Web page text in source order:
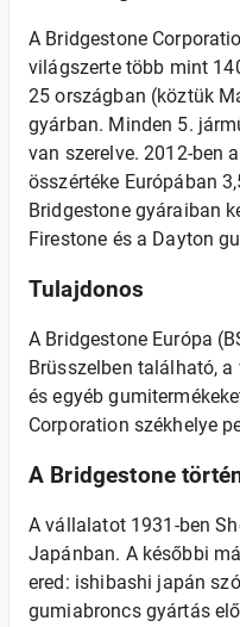
A Bridgestone
világszerte több mint
25 országban (köztük
gyárban. Minden 5.
van szerelve. 2012-ben
összértéke Európában
Bridgestone gyáraiban
Firestone és a Dayton
Tulajdonos
A Bridgestone Európa
Brüsszelben található,
és egyéb
Corporation székhelye
A Bridgestone
A vállalatot 1931-ben
Japánban. A későbbi
ered: ishibashi japán
gumiabroncs gyártás